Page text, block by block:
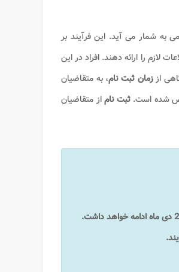
به شمار می آید. این فرآیند بر
لازم را ارائه دهند. افراد در این
اززمان ثبت نام، به متقاضیان
شده است.ثبت ناماز متقاضیان
ثبت‌نام داوطلبان عضویت در شورای اسلامی شهر از روز یکشنبه 21 دی ماه 1404 آغاز شده و تا روز شنبه 27 دی ماه ادامه خواهد داشت.